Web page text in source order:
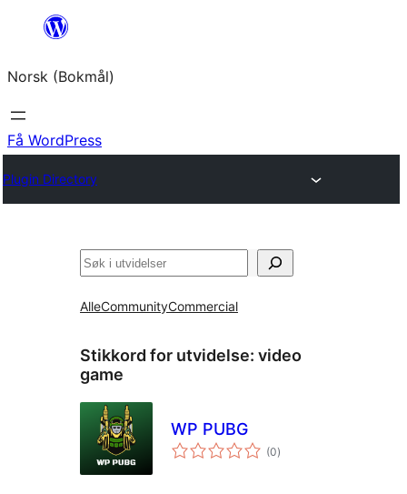
Hopp
innhold
Norsk (Bokmål)
Få WordPress
Plugin Directory
Søk
AlleCommunityCommercial
Stikkord for utvidelse: video
game
WP PUBG
(0totale
vurderinger
)